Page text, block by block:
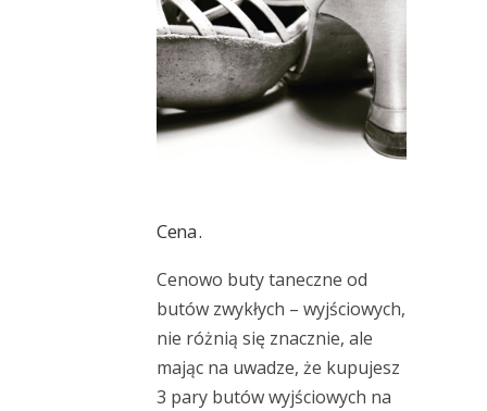
Cena.
Cenowo buty taneczne od
butów zwykłych – wyjściowych,
nie różnią się znacznie, ale
mając na uwadze, że kupujesz
3 pary butów wyjściowych na